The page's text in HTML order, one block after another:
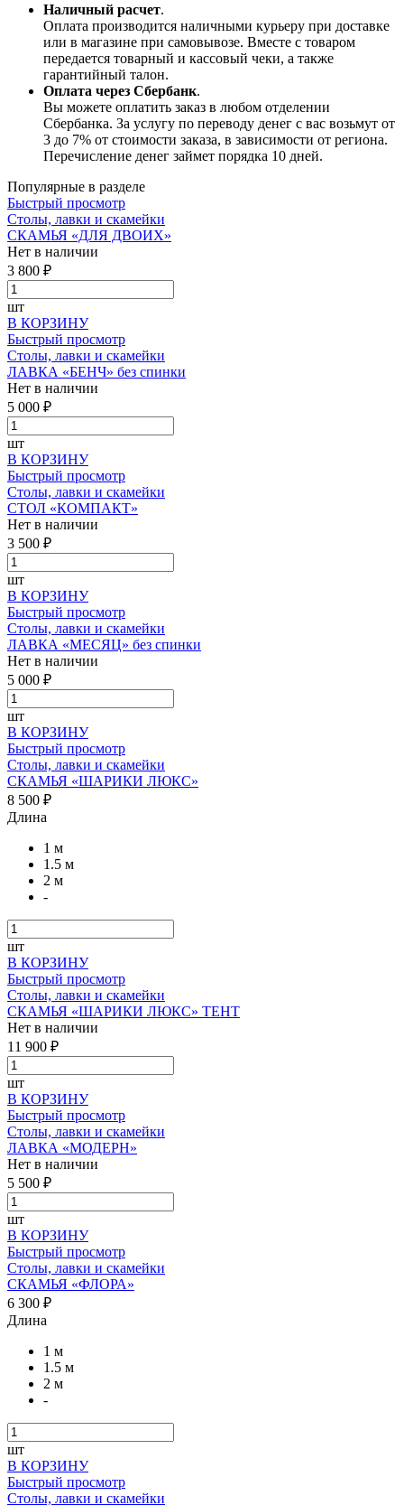
Наличный расчет.
Оплата производится наличными курьеру при доставке
или в магазине при самовывозе. Вместе с товаром
передается товарный и кассовый чеки, а также
гарантийный талон.
Оплата через Сбербанк.
Вы можете оплатить заказ в любом отделении
Сбербанка. За услугу по переводу денег с вас возьмут от
3 до 7% от стоимости заказа, в зависимости от региона.
Перечисление денег займет порядка 10 дней.
Популярные в разделе
Быстрый просмотр
Столы, лавки и скамейки
СКАМЬЯ «ДЛЯ ДВОИХ»
Нет в наличии
3 800 ₽
шт
В КОРЗИНУ
Быстрый просмотр
Столы, лавки и скамейки
ЛАВКА «БЕНЧ» без спинки
Нет в наличии
5 000 ₽
шт
В КОРЗИНУ
Быстрый просмотр
Столы, лавки и скамейки
СТОЛ «КОМПАКТ»
Нет в наличии
3 500 ₽
шт
В КОРЗИНУ
Быстрый просмотр
Столы, лавки и скамейки
ЛАВКА «МЕСЯЦ» без спинки
Нет в наличии
5 000 ₽
шт
В КОРЗИНУ
Быстрый просмотр
Столы, лавки и скамейки
СКАМЬЯ «ШАРИКИ ЛЮКС»
8 500 ₽
Длина
1 м
1.5 м
2 м
-
шт
В КОРЗИНУ
Быстрый просмотр
Столы, лавки и скамейки
СКАМЬЯ «ШАРИКИ ЛЮКС» ТЕНТ
Нет в наличии
11 900 ₽
шт
В КОРЗИНУ
Быстрый просмотр
Столы, лавки и скамейки
ЛАВКА «МОДЕРН»
Нет в наличии
5 500 ₽
шт
В КОРЗИНУ
Быстрый просмотр
Столы, лавки и скамейки
СКАМЬЯ «ФЛОРА»
6 300 ₽
Длина
1 м
1.5 м
2 м
-
шт
В КОРЗИНУ
Быстрый просмотр
Столы, лавки и скамейки